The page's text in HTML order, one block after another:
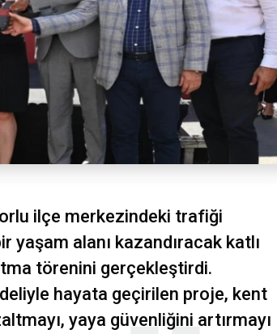
ilçe merkezindeki trafiği
alanı kazandıracak katlı
törenini gerçekleştirdi.
hayata geçirilen proje, kent
yaya güvenliğini artırmayı